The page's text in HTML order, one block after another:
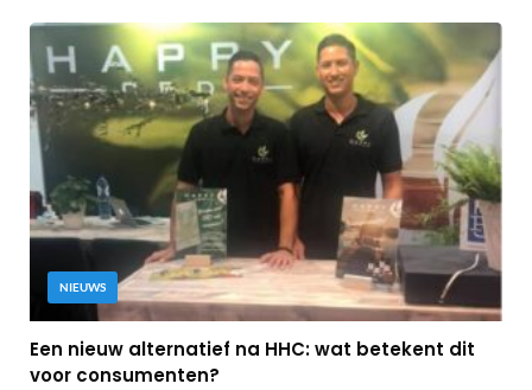
NIEUWS
Een nieuw alternatief na HHC: wat betekent dit
voor consumenten?